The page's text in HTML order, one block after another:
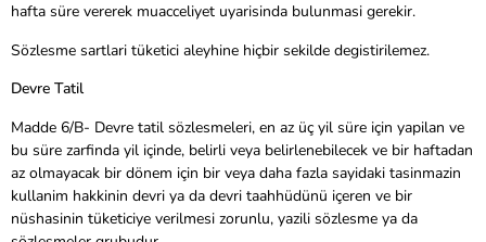
hafta süre vererek muacceliyet uyarisinda bulunmasi gerekir.
Sözlesme sartlari tüketici aleyhine hiçbir sekilde degistirilemez.
Devre Tatil
Madde 6/B- Devre tatil sözlesmeleri, en az üç yil süre için yapilan ve
bu süre zarfinda yil içinde, belirli veya belirlenebilecek ve bir haftadan
az olmayacak bir dönem için bir veya daha fazla sayidaki tasinmazin
kullanim hakkinin devri ya da devri taahhüdünü içeren ve bir
nüshasinin tüketiciye verilmesi zorunlu, yazili sözlesme ya da